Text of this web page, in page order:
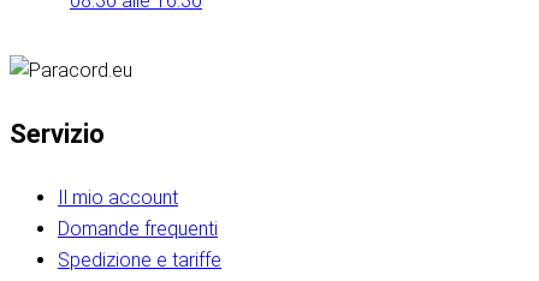
Servizio
Il mio account
Domande frequenti
Spedizione e tariffe